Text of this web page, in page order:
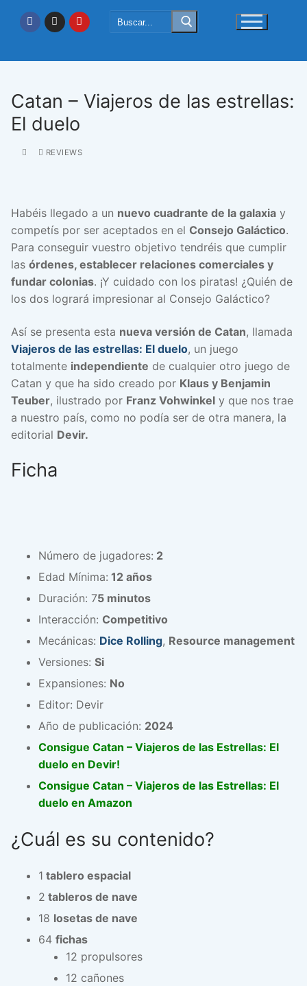
Buscar:
Catan – Viajeros de las estrellas:
El duelo
REVIEWS
Habéis llegado a un nuevo cuadrante de la galaxia y
competís por ser aceptados en el Consejo Galáctico.
Para conseguir vuestro objetivo tendréis que cumplir
las órdenes, establecer relaciones comerciales y
fundar colonias. ¡Y cuidado con los piratas! ¿Quién de
los dos logrará impresionar al Consejo Galáctico?
Así se presenta esta nueva versión de Catan, llamada
Viajeros de las estrellas: El duelo, un juego
totalmente independiente de cualquier otro juego de
Catan y que ha sido creado por Klaus y Benjamin
Teuber, ilustrado por Franz Vohwinkel y que nos trae
a nuestro país, como no podía ser de otra manera, la
editorial Devir.
Ficha
Número de jugadores: 2
Edad Mínima: 12 años
Duración: 75 minutos
Interacción: Competitivo
Mecánicas: Dice Rolling, Resource management
Versiones: Si
Expansiones: No
Editor: Devir
Año de publicación: 2024
Consigue Catan – Viajeros de las Estrellas: El
duelo en Devir!
Consigue Catan – Viajeros de las Estrellas: El
duelo en Amazon
¿Cuál es su contenido?
1 tablero espacial
2 tableros de nave
18 losetas de nave
64 fichas
12 propulsores
12 cañones